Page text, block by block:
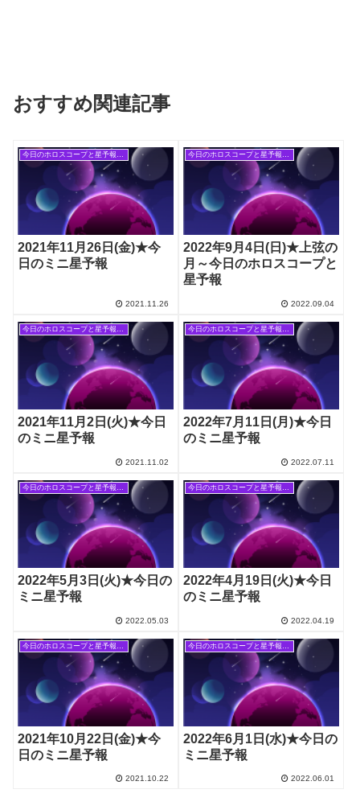
おすすめ関連記事
今日のホロスコープと星予報(旧記事)
2021年11月26日(金)★今
日のミニ星予報
2021.11.26
今日のホロスコープと星予報(旧記事)
2022年9月4日(日)★上弦の
月～今日のホロスコープと
星予報
2022.09.04
2021年11月2日(火)★今日
のミニ星予報
2021.11.02
2022年7月11日(月)★今日
のミニ星予報
2022.07.11
2022年5月3日(火)★今日の
ミニ星予報
2022.05.03
2022年4月19日(火)★今日
のミニ星予報
2022.04.19
2021年10月22日(金)★今
日のミニ星予報
2021.10.22
2022年6月1日(水)★今日の
ミニ星予報
2022.06.01